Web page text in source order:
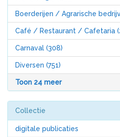
Boerderijen / Agrarische
Café / Restaurant / Cafetaria
Carnaval (308)
Diversen (751)
Toon 24 meer
Collectie
digitale publicaties